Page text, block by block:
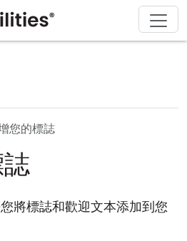
您的標誌
將標誌和歡迎文本添加到您
案